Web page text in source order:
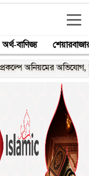
অর্থ-বাণিজ্য
অভিযোগ,